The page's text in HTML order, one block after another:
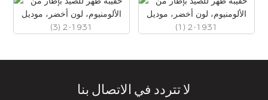
لا تتردد في الاتصال بنا